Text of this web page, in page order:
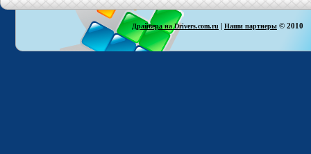
Драйвера на Drivers.com.ru | Наши партнеры © 2010